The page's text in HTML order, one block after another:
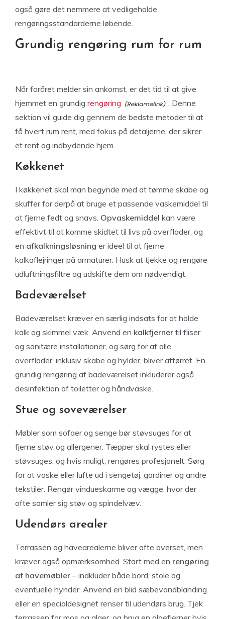
også gøre det nemmere at vedligeholde
rengøringsstandarderne løbende.
Grundig rengøring rum for rum
Når foråret melder sin ankomst, er det tid til at give
hjemmet en grundig rengøring
. Denne
sektion vil guide dig gennem de bedste metoder til at
få hvert rum rent, med fokus på detaljerne, der sikrer
et rent og indbydende hjem.
Køkkenet
I køkkenet skal man begynde med at tømme skabe og
skuffer for derpå at bruge et passende vaskemiddel til
at fjerne fedt og snavs. Opvaskemiddel kan være
effektivt til at komme skidtet til livs på overflader, og
en afkalkningsløsning er ideel til at fjerne
kalkaflejringer på armaturer. Husk at tjekke og rengøre
udluftningsfiltre og udskifte dem om nødvendigt.
Badeværelset
Badeværelset kræver en særlig indsats for at holde
kalk og skimmel væk. Anvend en kalkfjerner til fliser
og sanitære installationer, og sørg for at alle
overflader, inklusiv skabe og hylder, bliver aftørret. En
grundig rengøring af badeværelset inkluderer også
desinfektion af toiletter og håndvaske.
Stue og soveværelser
Møbler som sofaer og senge bør støvsuges for at
fjerne støv og allergener. Tæpper skal rystes eller
støvsuges, og hvis muligt, rengøres profesjonelt. Sørg
for at vaske eller lufte ud i sengetøj, gardiner og andre
tekstiler. Rengør vindueskarme og vægge, hvor der
ofte samler sig støv og spindelvæv.
Udendørs arealer
Terrassen og havearealerne bliver ofte overset, men
kræver også opmærksomhed. Start med en rengøring
af havemøbler – indkluder både bord, stole og
eventuelle hynder. Anvend en blid sæbevandblanding
eller en specialdesignet renser til udendørs brug. Tjek